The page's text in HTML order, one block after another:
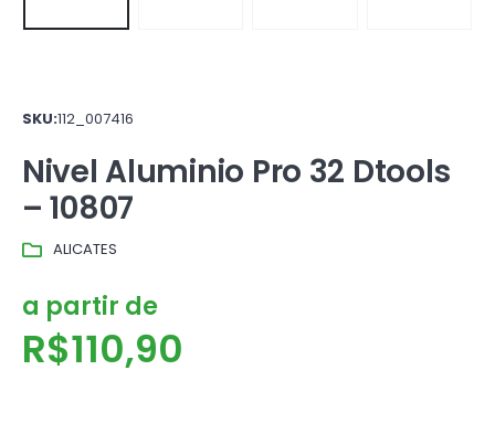
SKU:112_007416
Nivel Aluminio Pro 32 Dtools
– 10807
ALICATES
a partir de
R$110,90